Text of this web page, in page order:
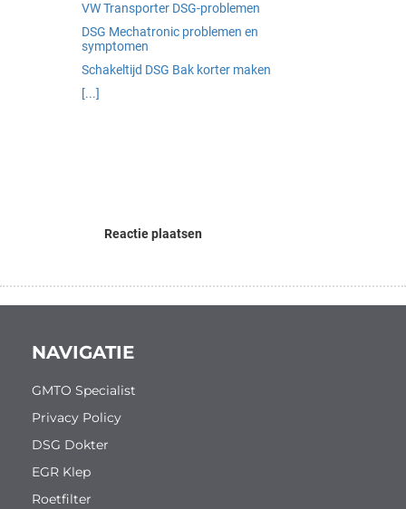
VW Transporter DSG-problemen
DSG Mechatronic problemen en
symptomen
Schakeltijd DSG Bak korter maken
[...]
Reactie plaatsen
NAVIGATIE
GMTO Specialist
Privacy Policy
DSG Dokter
EGR Klep
Roetfilter